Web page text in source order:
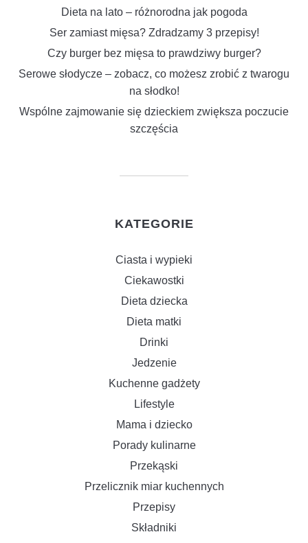
Dieta na lato – różnorodna jak pogoda
Ser zamiast mięsa? Zdradzamy 3 przepisy!
Czy burger bez mięsa to prawdziwy burger?
Serowe słodycze – zobacz, co możesz zrobić z twarogu
na słodko!
Wspólne zajmowanie się dzieckiem zwiększa poczucie
szczęścia
KATEGORIE
Ciasta i wypieki
Ciekawostki
Dieta dziecka
Dieta matki
Drinki
Jedzenie
Kuchenne gadżety
Lifestyle
Mama i dziecko
Porady kulinarne
Przekąski
Przelicznik miar kuchennych
Przepisy
Składniki